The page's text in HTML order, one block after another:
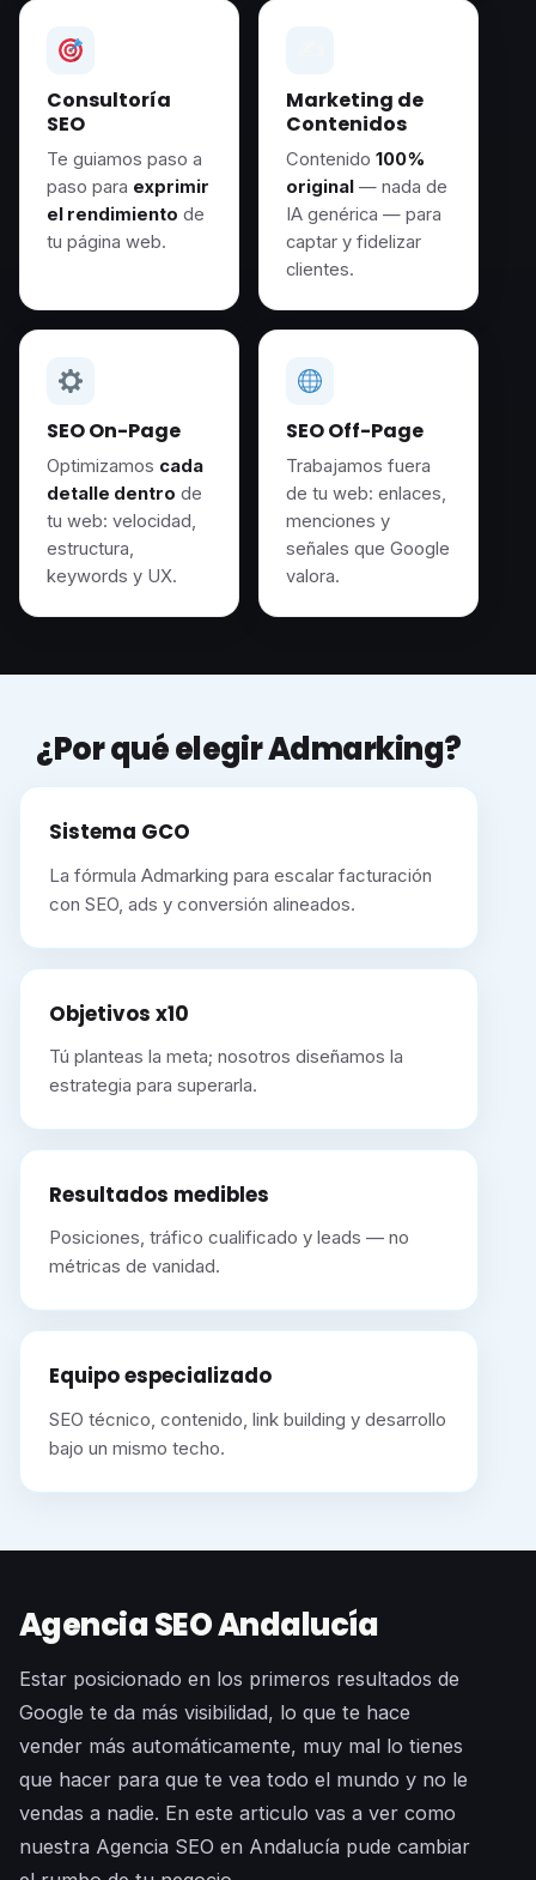
Consultoría
SEO
Te guiamos paso a
paso para exprimir
el rendimiento de
tu página web.
Marketing de
Contenidos
Contenido 100%
original— nada de
IA genérica — para
captar y fidelizar
clientes.
SEO On-Page
Optimizamos cada
detalle dentro de
tu web: velocidad,
estructura,
keywords y UX.
SEO Off-Page
Trabajamos fuera
de tu web: enlaces,
menciones y
señales que Google
valora.
¿Por qué elegir Admarking?
Sistema GCO
La fórmula Admarking para escalar facturación
con SEO, ads y conversión alineados.
Objetivos x10
Tú planteas la meta; nosotros diseñamos la
estrategia para superarla.
Resultados medibles
Posiciones, tráfico cualificado y leads — no
métricas de vanidad.
Equipo especializado
SEO técnico, contenido, link building y desarrollo
bajo un mismo techo.
Agencia SEO Andalucía
Estar posicionado en los primeros resultados de
Google te da más visibilidad, lo que te hace
vender más automáticamente, muy mal lo tienes
que hacer para que te vea todo el mundo y no le
vendas a nadie. En este articulo vas a ver como
nuestra Agencia SEO en Andalucía pude cambiar